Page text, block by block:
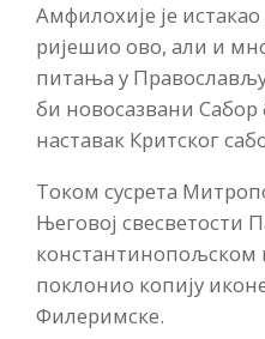
Амфилохије је
ријешио ово, али и
питања у
би новосазвани Сабор
наставак Критског
Током сусрета
Његовој свесветости
константинопољском
поклонио копију
Филеримске.